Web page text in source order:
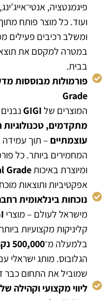
פיגמנטציה,
ועוד. כל מוצר פותח
ומשלב רכיבים פעילים
במטרה למקסם את
בבית.
Grade
המוצרים שלGIGI
מתקדמים, טכנולוגיות
עוצמתיים – תוך עמידה
המחמירים ביותר. כל
ומיוצרת באיכות
אפקטיביות ותוצאות
נוכחות בינלאומית
מישראל לעולם – מוצרי
קליניקות מקצועיות
בלמעלה מ־500,000 נקודות מכירה
הגלובוס. מותג ישראלי
שמוביל את התחום כבר
ליווי מקצועי וקהילה